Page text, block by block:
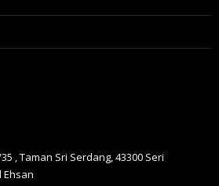
, Taman Sri Serdang, 43300 Seri
Ehsan